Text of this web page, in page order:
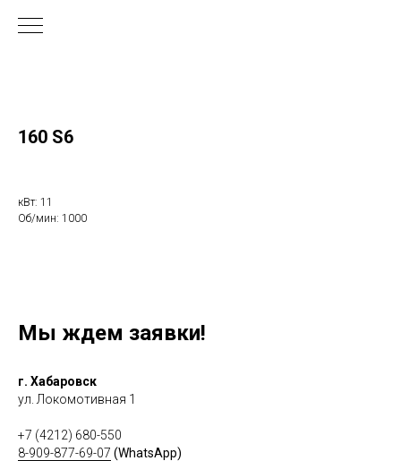
160 S6
кВт: 11
Об/мин: 1000
Мы ждем заявки!
г. Хабаровск
ул. Локомотивная 1
+7 (4212) 680-550
8-909-877-69-07 (WhatsApp)